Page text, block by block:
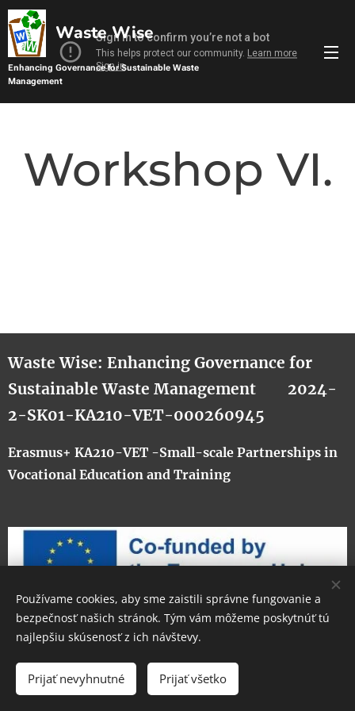
Waste Wise
Enhancing Governance for Sustainable Waste
Management
Workshop VI.
Waste Wise: Enhancing Governance for
Sustainable Waste Management 2024-
2-SK01-KA210-VET-000260945
Erasmus+ KA210-VET -Small-scale Partnerships in
Vocational Education and Training
Cookies
Slovenčina
English Italiano
Používame cookies, aby sme zaistili správne fungovanie a
bezpečnosť našich stránok. Tým vám môžeme poskytnúť tú
najlepšiu skúsenosť z ich návštevy.
Prijať nevyhnutné Prijať všetko